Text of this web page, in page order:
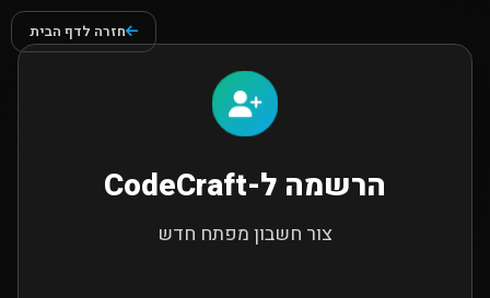
חזרה לדף הבית
הרשמה ל-CodeCraft
צור חשבון מפתח חדש